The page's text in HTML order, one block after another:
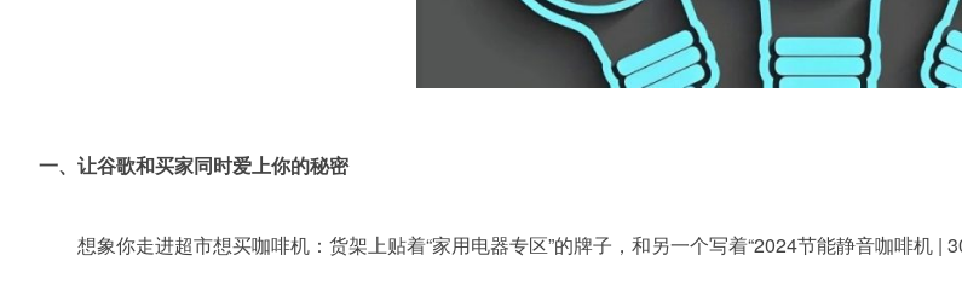
一、让谷歌和买家同时爱上你的秘密
想象你走进超市想买咖啡机：货架上贴着“家用电器专区”的牌子，和另一个写着“2024节能静音咖啡机 |